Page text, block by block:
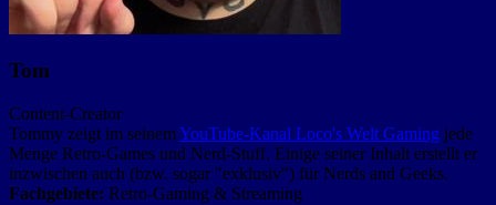
Tom
Content-Creator
Tommy zeigt im seinemYouTube-Kanal Loco's Welt Gaming jede
Menge Retro-Games und Nerd-Stuff. Einige seiner Inhalt erstellt er
inzwischen auch (bzw. sogar "exklusiv") für Nerds and Geeks.
Fachgebiete: Retro-Gaming & Streaming